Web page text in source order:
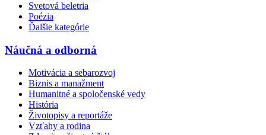
Svetová beletria
Poézia
Ďalšie kategórie
Náučná a odborná
Motivácia a sebarozvoj
Biznis a manažment
Humanitné a spoločenské vedy
História
Životopisy a reportáže
Vzťahy a rodina